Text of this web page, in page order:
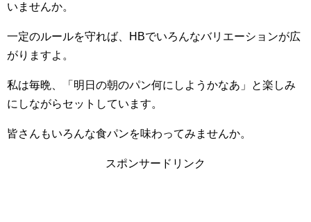
いませんか。
一定のルールを守れば、HBでいろんなバリエーションが広
がりますよ。
私は毎晩、「明日の朝のパン何にしようかなあ」と楽しみ
にしながらセットしています。
皆さんもいろんな食パンを味わってみませんか。
スポンサードリンク